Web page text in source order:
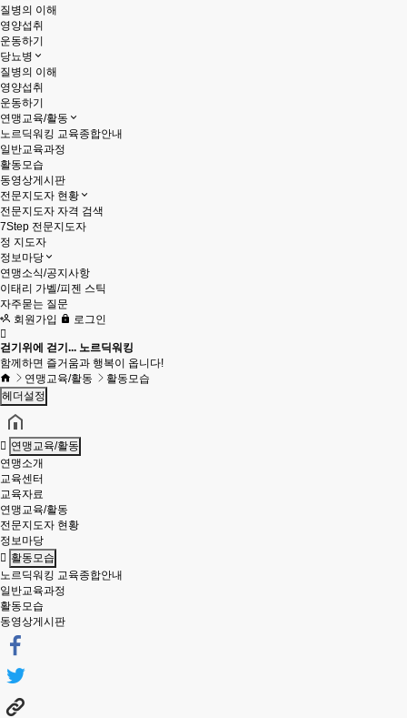
질병의 이해
영양섭취
운동하기
당뇨병
질병의 이해
영양섭취
운동하기
연맹교육/활동
노르딕워킹 교육종합안내
일반교육과정
활동모습
동영상게시판
전문지도자 현황
전문지도자 자격 검색
7Step 전문지도자
정 지도자
정보마당
연맹소식/공지사항
이태리 가벨/피젠 스틱
자주묻는 질문
회원가입
로그인
걷기위에 걷기... 노르딕워킹
함께하면 즐거움과 행복이 옵니다!
연맹교육/활동
활동모습
헤더설정
연맹교육/활동
연맹소개
교육센터
교육자료
연맹교육/활동
전문지도자 현황
정보마당
활동모습
노르딕워킹 교육종합안내
일반교육과정
활동모습
동영상게시판